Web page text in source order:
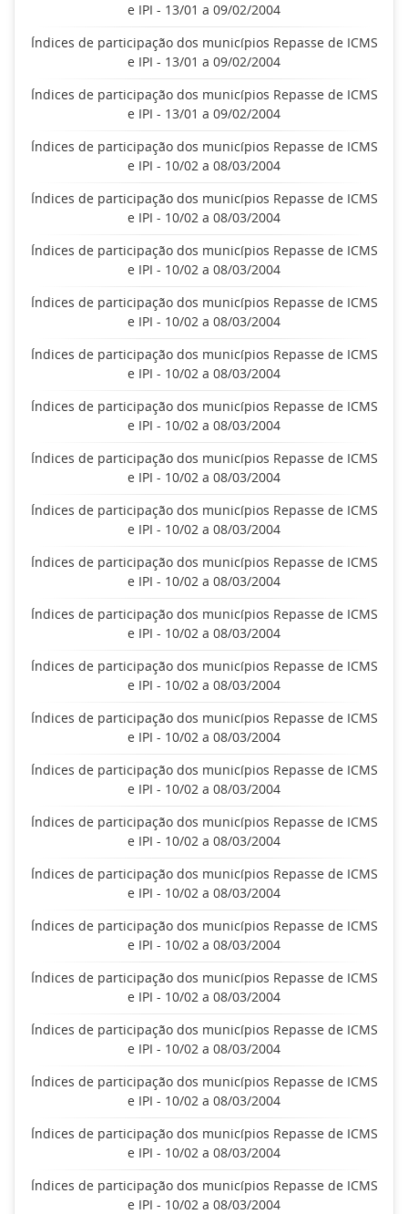
e IPI - 13/01 a 09/02/2004
Índices de participação dos municípios Repasse de ICMS
e IPI - 13/01 a 09/02/2004
Índices de participação dos municípios Repasse de ICMS
e IPI - 13/01 a 09/02/2004
Índices de participação dos municípios Repasse de ICMS
e IPI - 10/02 a 08/03/2004
Índices de participação dos municípios Repasse de ICMS
e IPI - 10/02 a 08/03/2004
Índices de participação dos municípios Repasse de ICMS
e IPI - 10/02 a 08/03/2004
Índices de participação dos municípios Repasse de ICMS
e IPI - 10/02 a 08/03/2004
Índices de participação dos municípios Repasse de ICMS
e IPI - 10/02 a 08/03/2004
Índices de participação dos municípios Repasse de ICMS
e IPI - 10/02 a 08/03/2004
Índices de participação dos municípios Repasse de ICMS
e IPI - 10/02 a 08/03/2004
Índices de participação dos municípios Repasse de ICMS
e IPI - 10/02 a 08/03/2004
Índices de participação dos municípios Repasse de ICMS
e IPI - 10/02 a 08/03/2004
Índices de participação dos municípios Repasse de ICMS
e IPI - 10/02 a 08/03/2004
Índices de participação dos municípios Repasse de ICMS
e IPI - 10/02 a 08/03/2004
Índices de participação dos municípios Repasse de ICMS
e IPI - 10/02 a 08/03/2004
Índices de participação dos municípios Repasse de ICMS
e IPI - 10/02 a 08/03/2004
Índices de participação dos municípios Repasse de ICMS
e IPI - 10/02 a 08/03/2004
Índices de participação dos municípios Repasse de ICMS
e IPI - 10/02 a 08/03/2004
Índices de participação dos municípios Repasse de ICMS
e IPI - 10/02 a 08/03/2004
Índices de participação dos municípios Repasse de ICMS
e IPI - 10/02 a 08/03/2004
Índices de participação dos municípios Repasse de ICMS
e IPI - 10/02 a 08/03/2004
Índices de participação dos municípios Repasse de ICMS
e IPI - 10/02 a 08/03/2004
Índices de participação dos municípios Repasse de ICMS
e IPI - 10/02 a 08/03/2004
Índices de participação dos municípios Repasse de ICMS
e IPI - 10/02 a 08/03/2004